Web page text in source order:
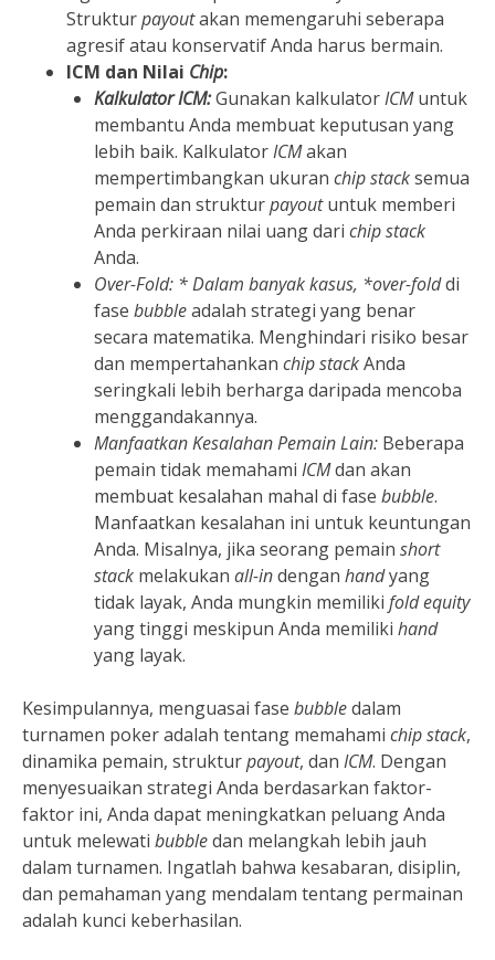
Strukturpayoutakan memengaruhi seberapa
agresif atau konservatif Anda harus bermain.
ICM dan Nilai Chip:
Kalkulator ICM:Gunakan kalkulatorICMuntuk
membantu Anda membuat keputusan yang
lebih baik. KalkulatorICMakan
mempertimbangkan ukuran chip stacksemua
pemain dan strukturpayoutuntuk memberi
Anda perkiraan nilai uang dari chip stack
Anda.
Over-Fold: * Dalam banyak kasus, *over-folddi
fase bubbleadalah strategi yang benar
secara matematika. Menghindari risiko besar
dan mempertahankan chip stackAnda
seringkali lebih berharga daripada mencoba
menggandakannya.
Manfaatkan Kesalahan Pemain Lain: Beberapa
pemain tidak memahami ICMdan akan
membuat kesalahan mahal di fase bubble.
Manfaatkan kesalahan ini untuk keuntungan
Anda. Misalnya, jika seorang pemain short
stack melakukan all-indengan handyang
tidak layak, Anda mungkin memiliki fold equity
yang tinggi meskipun Anda memiliki hand
yang layak.
Kesimpulannya, menguasai fase bubbledalam
turnamen poker adalah tentang memahami chip stack,
dinamika pemain, strukturpayout, dan ICM. Dengan
menyesuaikan strategi Anda berdasarkan faktor-
faktor ini, Anda dapat meningkatkan peluang Anda
untuk melewati bubbledan melangkah lebih jauh
dalam turnamen. Ingatlah bahwa kesabaran, disiplin,
dan pemahaman yang mendalam tentang permainan
adalah kunci keberhasilan.